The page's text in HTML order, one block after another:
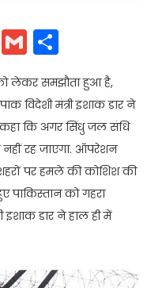
EmailGmail
लेकर समझौता हुआ है,
विदेशी मंत्री इशाक डार ने
कहा कि अगर सिंधु जल संधि
रह जाएगा. ऑपरेशन
पर हमले की कोशिश की
पाकिस्तान को गहरा
इशाक डार ने हाल ही में